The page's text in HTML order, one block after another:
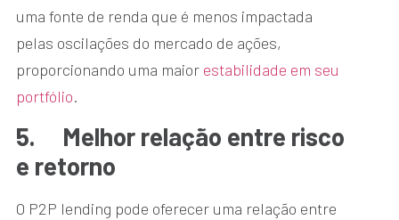
uma fonte de renda que é menos impactada
pelas oscilações do mercado de ações,
proporcionando uma maior estabilidade em seu
portfólio.
5.
Melhor relação entre risco
e retorno
O P2P lending pode oferecer uma relação entre